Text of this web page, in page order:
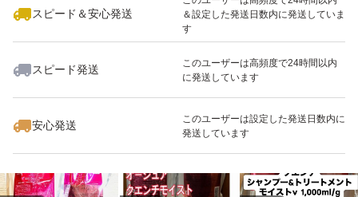
スピード＆安心発送
＆設定した発送日数内に発送していま
す
スピード発送
このユーザーは高頻度で24時間以内
に発送しています
安心発送
このユーザーは設定した発送日数内に
発送しています
いいね！
18,500